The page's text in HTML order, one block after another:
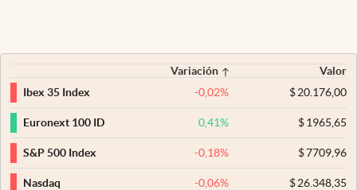
Variación
Valor
Ibex 35 Index
-0,02% $20.176,00
Euronext 100 ID 0,41% $1965,65
S&P 500 Index -0,18% $7709,96
Nasdaq -0,06% $26.348,35